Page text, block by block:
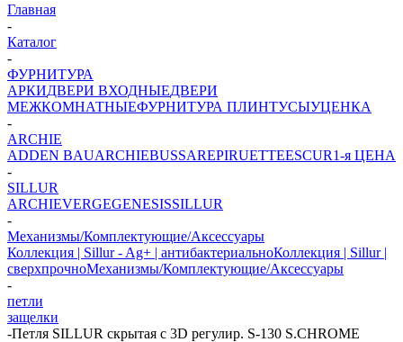
Главная
-
Каталог
-
ФУРНИТУРА
АРКИДВЕРИ ВХОДНЫЕДВЕРИ
МЕЖКОМНАТНЫЕФУРНИТУРА ПЛИНТУСЫУЦЕНКА
-
ARCHIE
ADDEN BAUARCHIEBUSSAREPIRUETTEESCUR1-я ЦЕНА
-
SILLUR
ARCHIEVERGEGENESISSILLUR
-
Механизмы/Комплектующие/Аксессуары
Коллекция | Sillur - Ag+ | антибактериальноКоллекция | Sillur |
сверхпрочноМеханизмы/Комплектующие/Аксессуары
-
петли
защелки
-Петля SILLUR скрытая с 3D регулир. S-130 S.CHROME